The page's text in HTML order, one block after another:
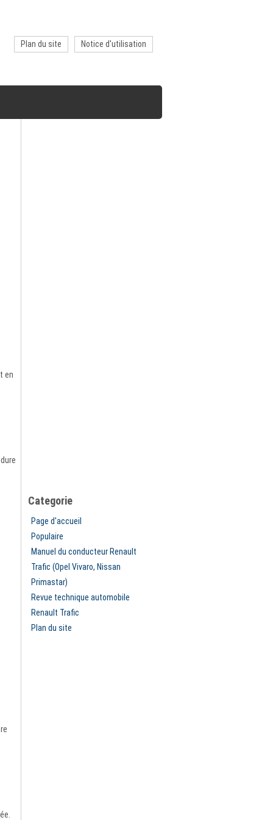
Notice d'utilisation
Plan du site
en
Categorie
Page d'accueil
Populaire
Manuel du conducteur Renault
Trafic (Opel Vivaro, Nissan
Primastar)
Revue technique automobile
Renault Trafic
Plan du site